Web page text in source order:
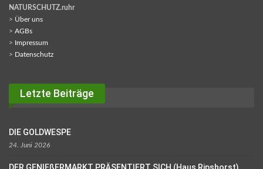
NATURSCHUTZ.ruhr
> Über uns
> AGBs
> Impressum
> Datenschutz
Letzte Beiträge
DIE GOLDWESPE
24. Juni 2026